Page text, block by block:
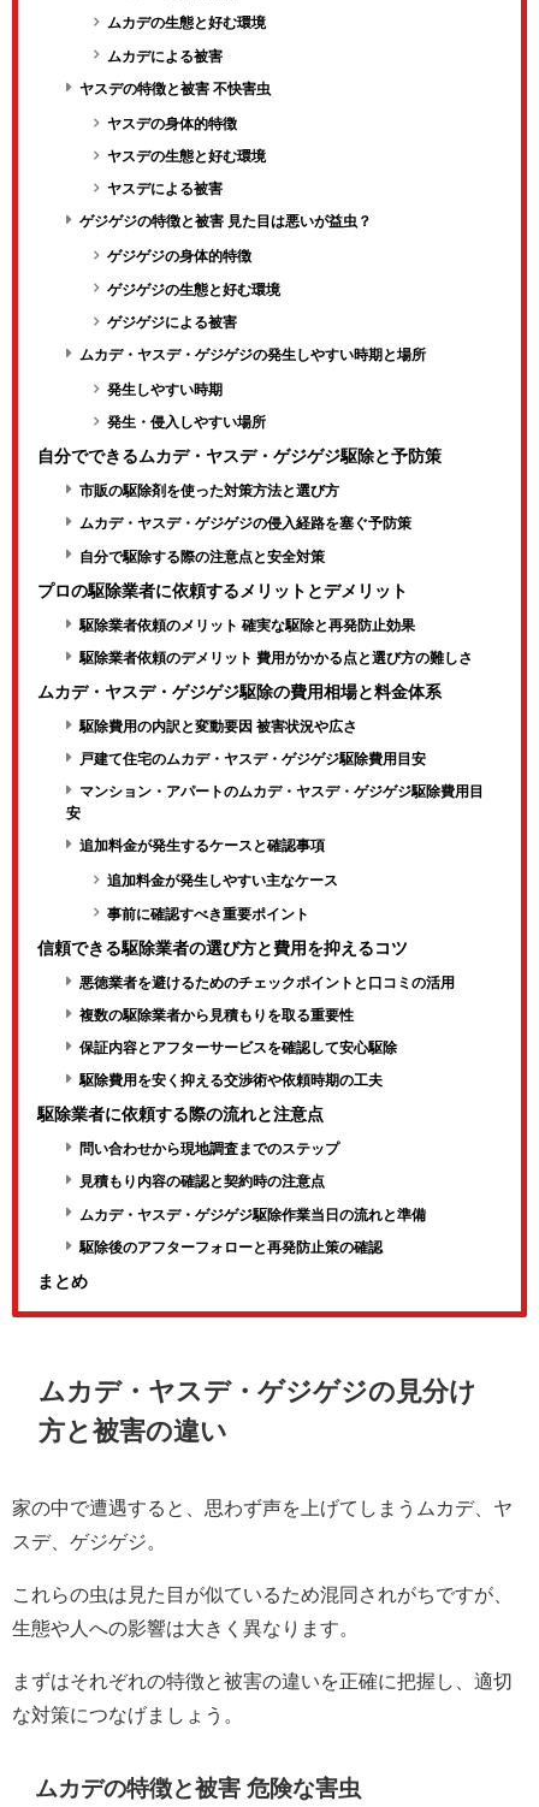
ムカデの生態と好む環境
ムカデによる被害
ヤスデの特徴と被害 不快害虫
ヤスデの身体的特徴
ヤスデの生態と好む環境
ヤスデによる被害
ゲジゲジの特徴と被害 見た目は悪いが益虫？
ゲジゲジの身体的特徴
ゲジゲジの生態と好む環境
ゲジゲジによる被害
ムカデ・ヤスデ・ゲジゲジの発生しやすい時期と場所
発生しやすい時期
発生・侵入しやすい場所
自分でできるムカデ・ヤスデ・ゲジゲジ駆除と予防策
市販の駆除剤を使った対策方法と選び方
ムカデ・ヤスデ・ゲジゲジの侵入経路を塞ぐ予防策
自分で駆除する際の注意点と安全対策
プロの駆除業者に依頼するメリットとデメリット
駆除業者依頼のメリット 確実な駆除と再発防止効果
駆除業者依頼のデメリット 費用がかかる点と選び方の難しさ
ムカデ・ヤスデ・ゲジゲジ駆除の費用相場と料金体系
駆除費用の内訳と変動要因 被害状況や広さ
戸建て住宅のムカデ・ヤスデ・ゲジゲジ駆除費用目安
マンション・アパートのムカデ・ヤスデ・ゲジゲジ駆除費用目
安
追加料金が発生するケースと確認事項
追加料金が発生しやすい主なケース
事前に確認すべき重要ポイント
信頼できる駆除業者の選び方と費用を抑えるコツ
悪徳業者を避けるためのチェックポイントと口コミの活用
複数の駆除業者から見積もりを取る重要性
保証内容とアフターサービスを確認して安心駆除
駆除費用を安く抑える交渉術や依頼時期の工夫
駆除業者に依頼する際の流れと注意点
問い合わせから現地調査までのステップ
見積もり内容の確認と契約時の注意点
ムカデ・ヤスデ・ゲジゲジ駆除作業当日の流れと準備
駆除後のアフターフォローと再発防止策の確認
まとめ
ムカデ・ヤスデ・ゲジゲジの見分け
方と被害の違い
家の中で遭遇すると、思わず声を上げてしまうムカデ、ヤ
スデ、ゲジゲジ。
これらの虫は見た目が似ているため混同されがちですが、
生態や人への影響は大きく異なります。
まずはそれぞれの特徴と被害の違いを正確に把握し、適切
な対策につなげましょう。
ムカデの特徴と被害 危険な害虫